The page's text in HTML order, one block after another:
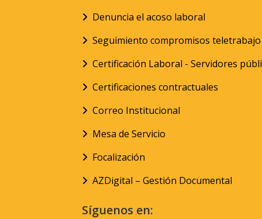
Denuncia el acoso laboral
Seguimiento compromisos teletrabajo
Certificación Laboral - Servidores
Certificaciones contractuales
Correo Institucional
Mesa de Servicio
Focalización
AZDigital – Gestión Documental
Síguenos en: